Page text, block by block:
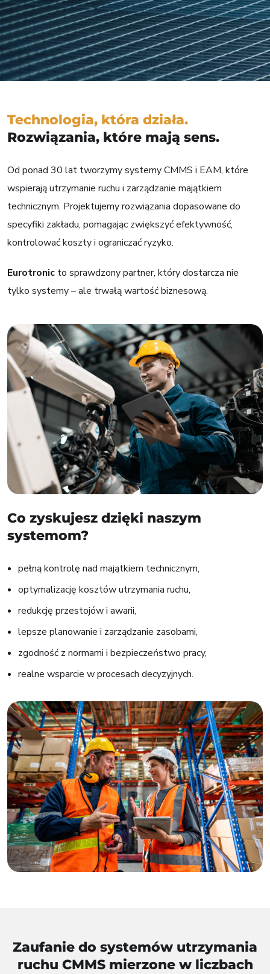
Technologia, która działa.
Rozwiązania, które mają sens.
Od ponad 30 lat tworzymy systemy CMMS i EAM, które
wspierają utrzymanie ruchu i zarządzanie majątkiem
technicznym. Projektujemy rozwiązania dopasowane do
specyfiki zakładu, pomagając zwiększyć efektywność,
kontrolować koszty i ograniczać ryzyko.
Eurotronic to sprawdzony partner, który dostarcza nie
tylko systemy – ale trwałą wartość biznesową.
Co zyskujesz dzięki naszym
systemom?
pełną kontrolę nad majątkiem technicznym,
optymalizację kosztów utrzymania ruchu,
redukcję przestojów i awarii,
lepsze planowanie i zarządzanie zasobami,
zgodność z normami i bezpieczeństwo pracy,
realne wsparcie w procesach decyzyjnych.
Zaufanie do systemów utrzymania
ruchu CMMS mierzone w liczbach